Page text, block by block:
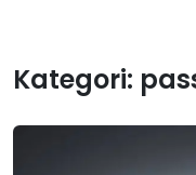
Kategori: